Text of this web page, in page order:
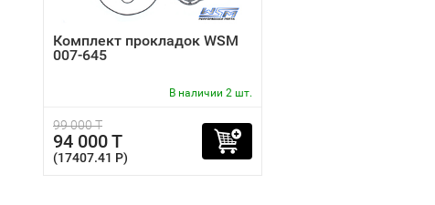
Комплект прокладок WSM
007-645
В наличии 2 шт.
99 000 T
94 000 T
(17407.41 P)